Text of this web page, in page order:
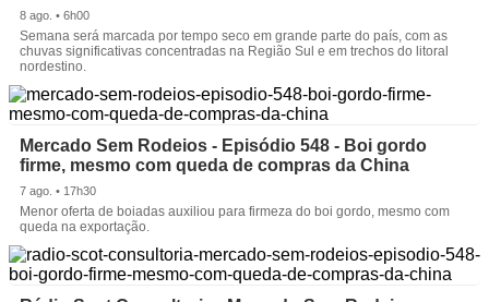
8 ago. • 6h00
Semana será marcada por tempo seco em grande parte do país, com as
chuvas significativas concentradas na Região Sul e em trechos do litoral
nordestino.
Mercado Sem Rodeios - Episódio 548 - Boi gordo
firme, mesmo com queda de compras da China
7 ago. • 17h30
Menor oferta de boiadas auxiliou para firmeza do boi gordo, mesmo com
queda na exportação.